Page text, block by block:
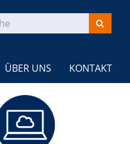
ÜBER UNS KONTAKT